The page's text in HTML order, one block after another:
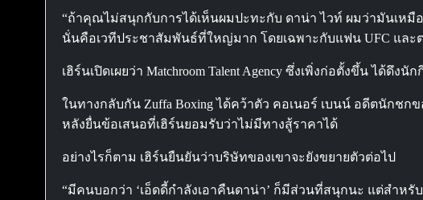
“ถ้าคุณไม่สนุกกับการได้เห็นผมปะทะกับ ดาน่า ไวท์ ผมว่ามันเห
นั่นคือเวทีประชาสัมพันธ์ที่ใหญ่มาก โดยเฉพาะกับแฟน UFC และ
เฮิร์นเปิดเผยว่า Matchroom Talent Agency ซึ่งเพิ่งก่อตั้งขึ้น ได้
ในทางกลับกัน Zuffa Boxing ได้คว้าตัว คอเนอร์ เบนน์ อดีตนักชก
หลังยื่นข้อเสนอที่เฮิร์นยอมรับว่าไม่มีทางสู้ราคาได้
อย่างไรก็ตาม เฮิร์นยืนยันว่าบริษัทของเขาจะยังขยายตัวต่อไป
“มีคนบอกว่า ‘เอ็ดดี้กำลังเอาคืนดาน่า’ ก็มีส่วนที่สนุกนะ แต่สำหรั